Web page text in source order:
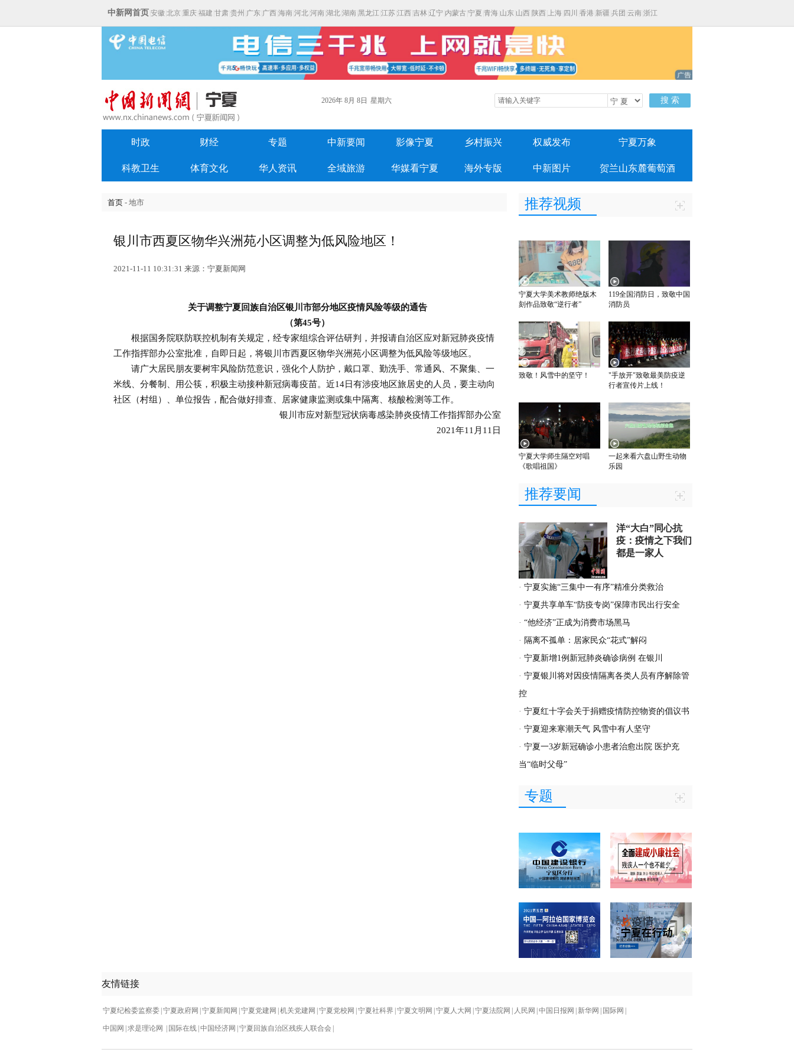
中新网首页 安徽 北京 重庆 福建 甘肃 贵州 广东 广西 海南 河北 河南 湖北 湖南 黑龙江 江苏 江西 吉林 辽宁 内蒙古 宁夏 青海 山东 山西 陕西 上海 四川 香港 新疆 兵团 云南 浙江
2026年 8月 8日 星期六 搜 索
时政 财经 专题 中新要闻 影像宁夏 乡村振兴 权威发布 宁夏万象
科教卫生 体育文化 华人资讯 全域旅游 华媒看宁夏 海外专版 中新图片 贺兰山东麓葡萄酒
首页 - 地市
银川市西夏区物华兴洲苑小区调整为低风险地区！
2021-11-11 10:31:31 来源：宁夏新闻网
关于调整宁夏回族自治区银川市部分地区疫情风险等级的通告
（第45号）
根据国务院联防联控机制有关规定，经专家组综合评估研判，并报请自治区应对新冠肺炎疫情
工作指挥部办公室批准，自即日起，将银川市西夏区物华兴洲苑小区调整为低风险等级地区。
请广大居民朋友要树牢风险防范意识，强化个人防护，戴口罩、勤洗手、常通风、不聚集、一
米线、分餐制、用公筷，积极主动接种新冠病毒疫苗。近14日有涉疫地区旅居史的人员，要主动向
社区（村组）、单位报告，配合做好排查、居家健康监测或集中隔离、核酸检测等工作。
银川市应对新型冠状病毒感染肺炎疫情工作指挥部办公室
2021年11月11日
推荐视频
宁夏大学美术教师绝版木
刻作品致敬“逆行者”
119全国消防日，致敬中国
消防员
致敬！风雪中的坚守！
"手放开"致敬最美防疫逆
行者宣传片上线！
宁夏大学师生隔空对唱
《歌唱祖国》
一起来看六盘山野生动物
乐园
推荐要闻
洋“大白”同心抗
疫：疫情之下我们
都是一家人
· 宁夏实施“三集中一有序”精准分类救治
· 宁夏共享单车“防疫专岗”保障市民出行安全
· “他经济”正成为消费市场黑马
· 隔离不孤单：居家民众“花式”解闷
· 宁夏新增1例新冠肺炎确诊病例 在银川
· 宁夏银川将对因疫情隔离各类人员有序解除管
控
· 宁夏红十字会关于捐赠疫情防控物资的倡议书
· 宁夏迎来寒潮天气 风雪中有人坚守
· 宁夏一3岁新冠确诊小患者治愈出院 医护充
当“临时父母”
专题
友情链接
宁夏纪检委监察委 宁夏政府网 宁夏新闻网 宁夏党建网 机关党建网 宁夏党校网 宁夏社科界 宁夏文明网 宁夏人大网 宁夏法院网 人民网 中国日报网 新华网 国际网
中国网 求是理论网 国际在线 中国经济网 宁夏回族自治区残疾人联合会